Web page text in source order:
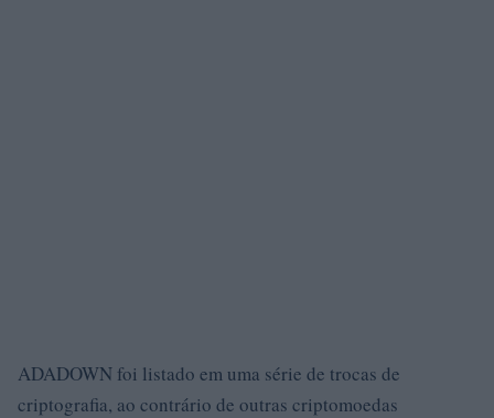
ADADOWN foi listado em uma série de trocas de
criptografia, ao contrário de outras criptomoedas